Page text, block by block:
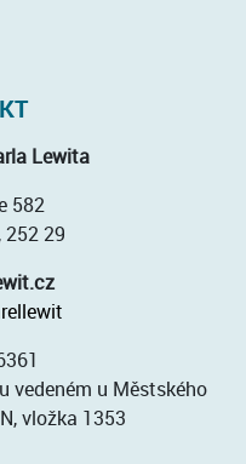
Lewita
582
252 29
vedeném u Městského
vložka 1353